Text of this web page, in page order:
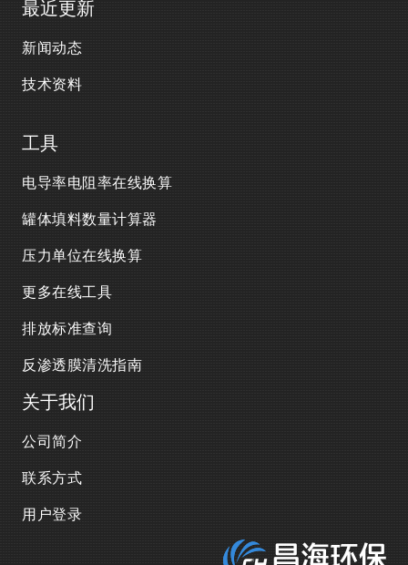
最近更新
新闻动态
技术资料
工具
电导率电阻率在线换算
罐体填料数量计算器
压力单位在线换算
更多在线工具
排放标准查询
反渗透膜清洗指南
关于我们
公司简介
联系方式
用户登录